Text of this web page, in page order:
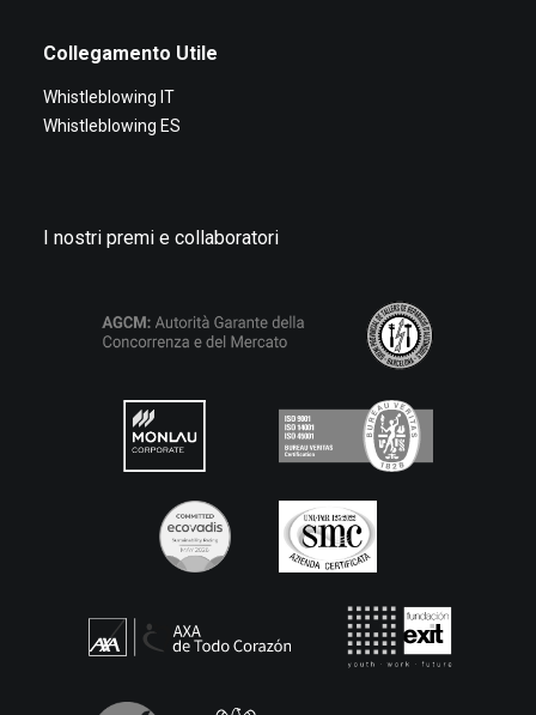
Collegamento Utile
Whistleblowing IT
Whistleblowing ES
I nostri premi e collaboratori